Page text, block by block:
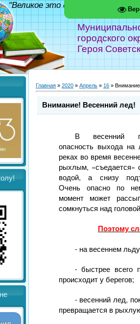
городского
Героя
"Великое это дело - школа!"
Главная » 2020 » Апрель » 16 »
Внимание! Весенний лед!
В весенний
опасность выхода
реках во время
рыхлым, «съедается»
водой, а снизу
Очень опасно по
момент может
сомкнуться над
Поэтому
- на весеннем
- быстрее всего
происходит у берегов;
- весенний лед,
превращается в